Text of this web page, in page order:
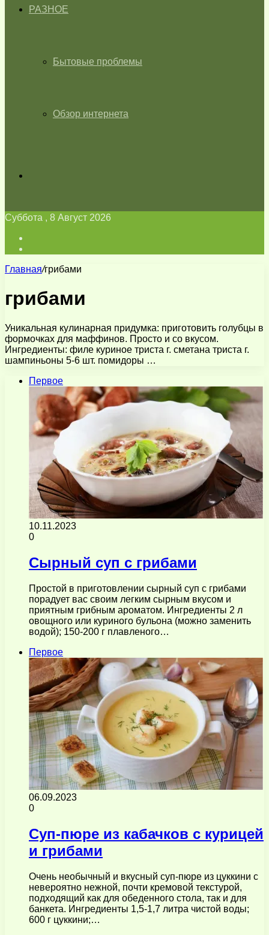
РАЗНОЕ
Бытовые проблемы
Обзор интернета
Суббота , 8 Август 2026
Главная/грибами
грибами
Уникальная кулинарная придумка: приготовить голубцы в
формочках для маффинов. Просто и со вкусом.
Ингредиенты: филе куриное триста г. сметана триста г.
шампиньоны 5-6 шт. помидоры …
Первое
10.11.2023
0
Сырный суп с грибами
Простой в приготовлении сырный суп с грибами
порадует вас своим легким сырным вкусом и
приятным грибным ароматом. Ингредиенты 2 л
овощного или куриного бульона (можно заменить
водой); 150-200 г плавленого…
Первое
06.09.2023
0
Суп-пюре из кабачков с курицей
и грибами
Очень необычный и вкусный суп-пюре из цуккини с
невероятно нежной, почти кремовой текстурой,
подходящий как для обеденного стола, так и для
банкета. Ингредиенты 1,5-1,7 литра чистой воды;
600 г цуккини;…